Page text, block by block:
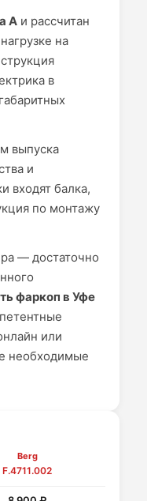
А и рассчитан
на
в
выпуска
и
входят балка,
по монтажу
— достаточно
фаркоп в Уфе
или
необходимые
Berg
F.4711.002